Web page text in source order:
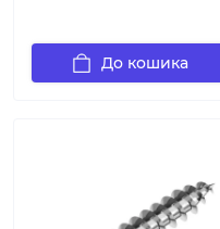
До кошика